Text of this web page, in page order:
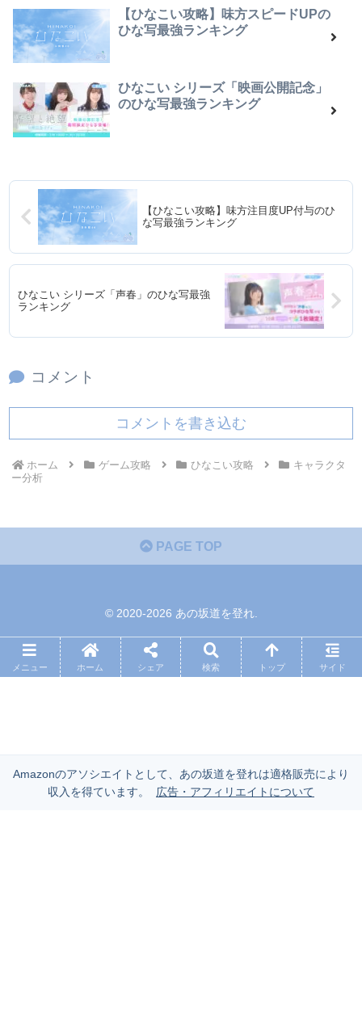
【ひなこい攻略】味方スピードUPの
ひな写最強ランキング
ひなこい シリーズ「映画公開記念」
のひな写最強ランキング
【ひなこい攻略】味方注目度UP付与のひ
な写最強ランキング
ひなこい シリーズ「声春」のひな写最強
ランキング
コメント
コメントを書き込む
ホーム ゲーム攻略 ひなこい攻略
キャラクタ
ー分析
PAGE TOP
© 2020-2026 あの坂道を登れ.
メニュー ホーム シェア 検索 トップ サイド
Amazonのアソシエイトとして、あの坂道を登れは適格販売により
収入を得ています。
広告・アフィリエイトについて